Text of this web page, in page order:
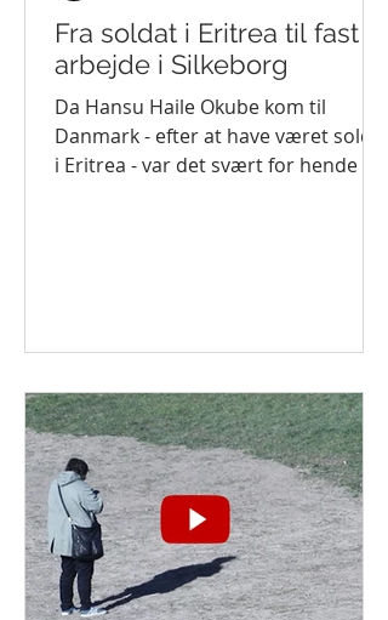
Fra soldat i Eritrea til fast
arbejde i Silkeborg
Da Hansu Haile Okube kom til
Danmark - efter at have været soldat
i Eritrea - var det svært for hende at